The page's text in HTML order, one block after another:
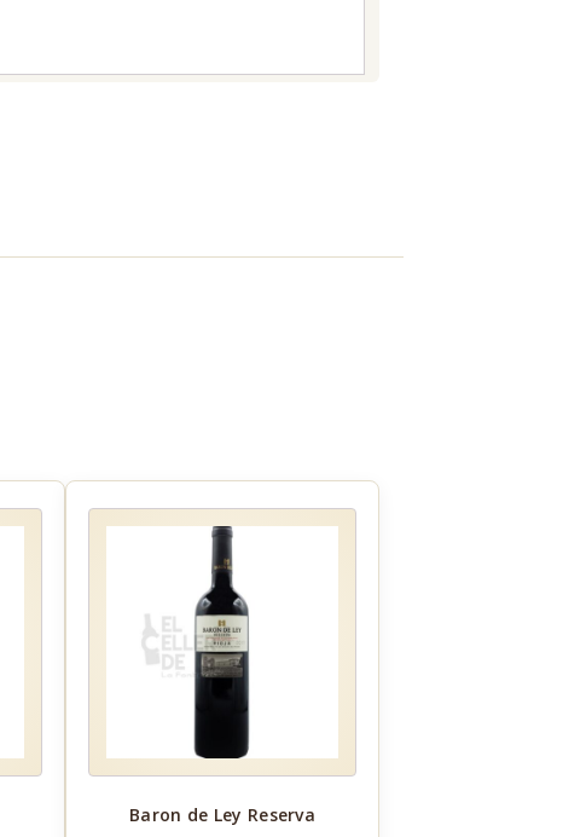
Baron de Ley Reserva